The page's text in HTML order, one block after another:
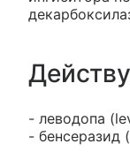
- леводопа
- бенсеразид